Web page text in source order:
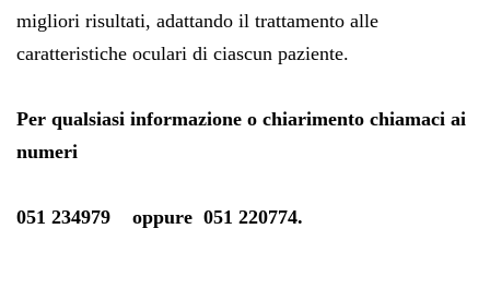
migliori risultati, adattando il trattamento alle
caratteristiche oculari di ciascun paziente.
Per qualsiasi informazione o chiarimento chiamaci ai
numeri
051 234979 oppure 051 220774.